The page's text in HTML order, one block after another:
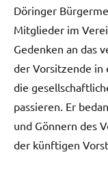
Döringer
Mitglieder im
Gedenken an das
der Vorsitzende in
die
passieren. Er
und Gönnern des
der künftigen